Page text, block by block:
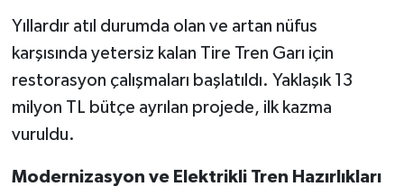
Yıllardır atıl durumda olan ve artan nüfus
karşısında yetersiz kalan Tire Tren Garı için
restorasyon çalışmaları başlatıldı. Yaklaşık 13
milyon TL bütçe ayrılan projede, ilk kazma
vuruldu.
Modernizasyon ve Elektrikli Tren Hazırlıkları